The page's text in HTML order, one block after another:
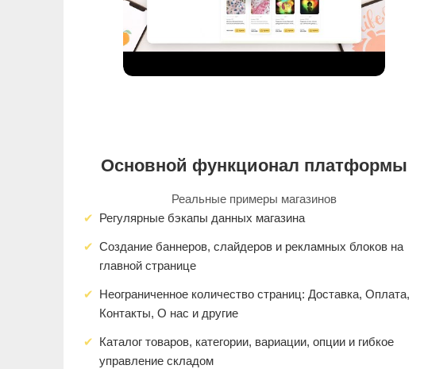
Основной функционал платформы
Реальные примеры магазинов
Регулярные бэкапы данных магазина
Создание баннеров, слайдеров и рекламных блоков на
главной странице
Неограниченное количество страниц: Доставка, Оплата,
Контакты, О нас и другие
Каталог товаров, категории, вариации, опции и гибкое
управление складом